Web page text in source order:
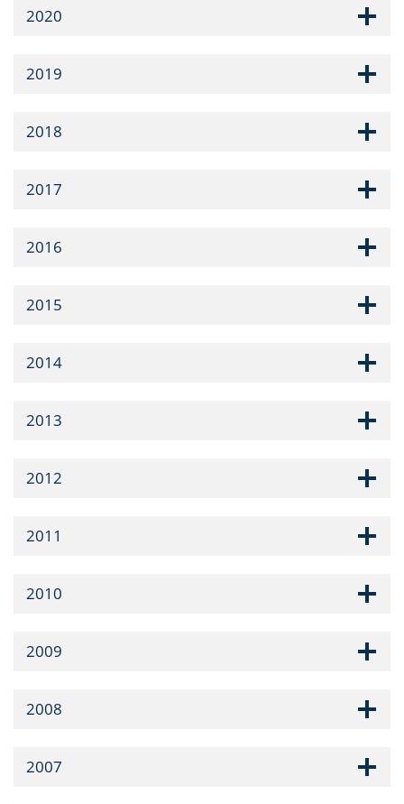
2020
2019
2018
2017
2016
2015
2014
2013
2012
2011
2010
2009
2008
2007